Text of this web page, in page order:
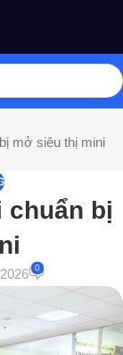
chơi, văn phòng
mở siêu thị mini
chuẩn bị
0